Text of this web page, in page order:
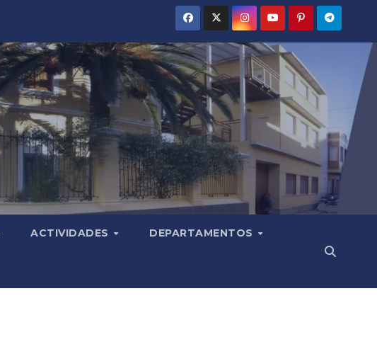
ACTIVIDADES DEPARTAMENTOS